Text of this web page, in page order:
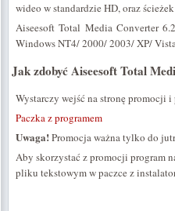
wideo w standardzie HD, oraz
Aiseesoft Total Media Converter
Windows NT4/ 2000/ 2003/ XP/
Jak zdobyć Aiseesoft Total
Wystarczy wejść na stronę promocji
Paczka z programem
Uwaga!Promocja ważna tylko do
Aby skorzystać z promocji program
pliku tekstowym w paczce z